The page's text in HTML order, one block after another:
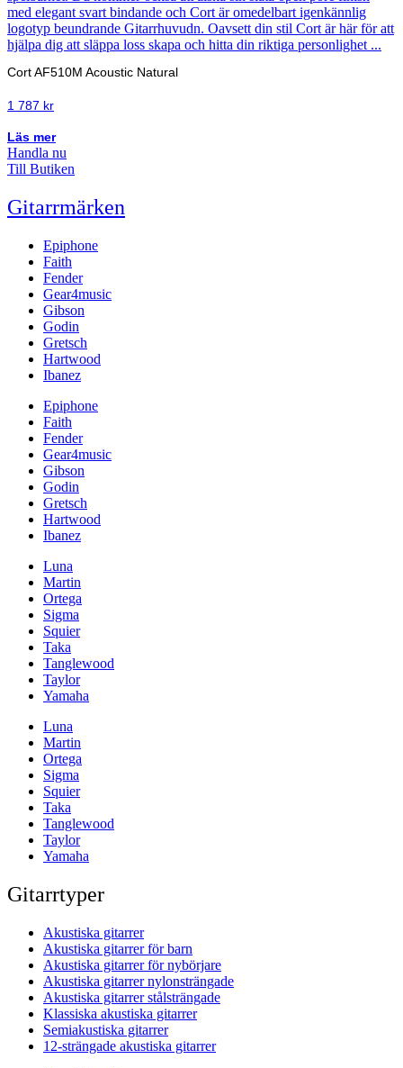
Cort AF510M Acoustic Natural
1 787 kr
Läs mer
Handla nu
Till Butiken
Gitarrmärken
Epiphone
Faith
Fender
Gear4music
Gibson
Godin
Gretsch
Hartwood
Ibanez
Epiphone
Faith
Fender
Gear4music
Gibson
Godin
Gretsch
Hartwood
Ibanez
Luna
Martin
Ortega
Sigma
Squier
Taka
Tanglewood
Taylor
Yamaha
Luna
Martin
Ortega
Sigma
Squier
Taka
Tanglewood
Taylor
Yamaha
Gitarrtyper
Akustiska gitarrer
Akustiska gitarrer för barn
Akustiska gitarrer för nybörjare
Akustiska gitarrer nylonsträngade
Akustiska gitarrer stålsträngade
Klassiska akustiska gitarrer
Semiakustiska gitarrer
12-strängade akustiska gitarrer